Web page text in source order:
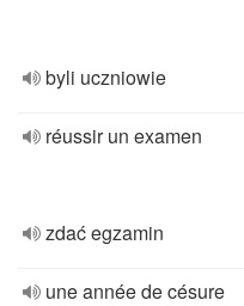
byli uczniowie
réussir un examen
zdać egzamin
une année de césure